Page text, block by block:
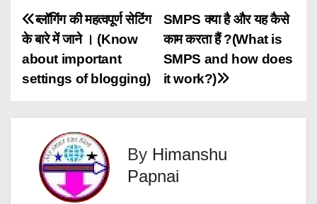
P
o
s
t
SMPS क्या है और यह कैसे
काम करता हैं ?(What is
SMPS and how does
it work?)
ब्लॉगिंग की महत्वपूर्ण सेटिंग
के बारे में जाने । (Know
about important
settings of blogging)
By Himanshu
Papnai